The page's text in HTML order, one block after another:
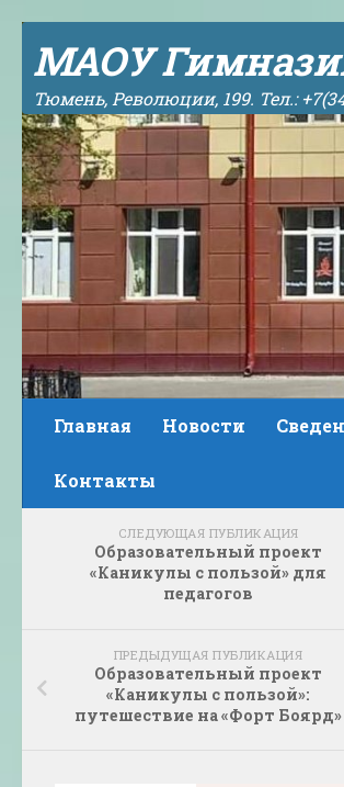
МАОУ
Тюмень, Революции, 199. Тел.:
Главная Новости
Контакты
СЛЕДУЮЩАЯ ПУБЛИКАЦИЯ
Образовательный проект
«Каникулы с пользой» для
педагогов
ПРЕДЫДУЩАЯ ПУБЛИКАЦИЯ
Образовательный проект
«Каникулы с пользой»:
путешествие на «Форт Боярд»